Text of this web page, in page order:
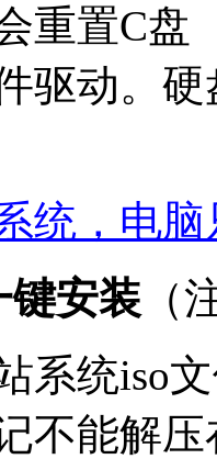
重置C盘
驱动。
统，电
安装 （
统iso文
不能解